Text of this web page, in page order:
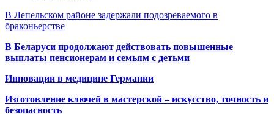
В Лепельском районе задержали подозреваемого в
браконьерстве
В Беларуси продолжают действовать повышенные
выплаты пенсионерам и семьям с детьми
Инновации в медицине Германии
Изготовление ключей в мастерской – искусство, точность и
безопасность